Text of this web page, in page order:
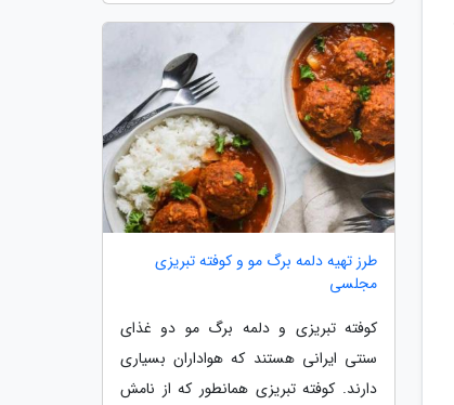
طرز تهیه دلمه برگ مو و کوفته تبریزی
مجلسی
کوفته تبریزی و دلمه برگ مو دو غذای
سنتی ایرانی هستند که هواداران بسیاری
دارند. کوفته تبریزی همانطور که از نامش